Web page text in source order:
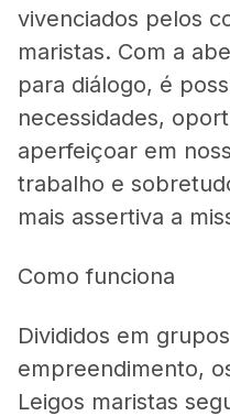
vivenciados pelos
maristas. Com a
para diálogo, é
necessidades,
aperfeiçoar em
trabalho e
mais assertiva a
Como funciona
Divididos em
empreendimento,
Leigos maristas